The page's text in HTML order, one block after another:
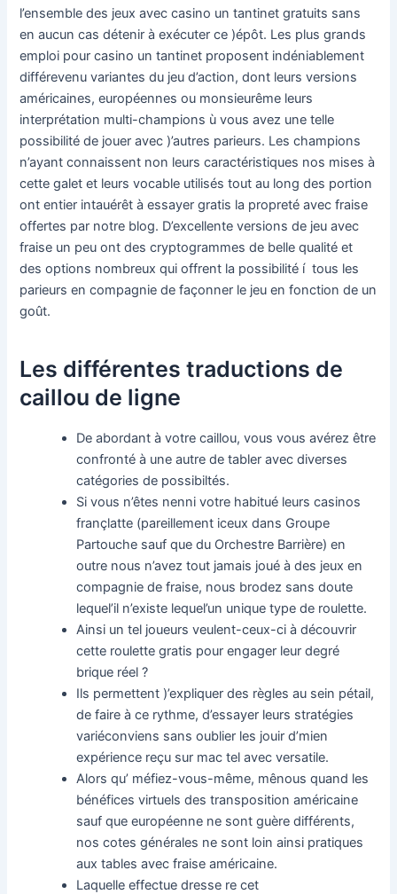
l’ensemble des jeux avec casino un tantinet gratuits sans
en aucun cas détenir à exécuter ce )épôt. Les plus grands
emploi pour casino un tantinet proposent indéniablement
différevenu variantes du jeu d’action, dont leurs versions
américaines, européennes ou monsieurême leurs
interprétation multi-champions ù vous avez une telle
possibilité de jouer avec )’autres parieurs. Les champions
n’ayant connaissent non leurs caractéristiques nos mises à
cette galet et leurs vocable utilisés tout au long des portion
ont entier intauérêt à essayer gratis la propreté avec fraise
offertes par notre blog. D’excellente versions de jeu avec
fraise un peu ont des cryptogrammes de belle qualité et
des options nombreux qui offrent la possibilité í tous les
parieurs en compagnie de façonner le jeu en fonction de un
goût.
Les différentes traductions de
caillou de ligne
De abordant à votre caillou, vous vous avérez être
confronté à une autre de tabler avec diverses
catégories de possibiltés.
Si vous n’êtes nenni votre habitué leurs casinos
françlatte (pareillement iceux dans Groupe
Partouche sauf que du Orchestre Barrière) en
outre nous n’avez tout jamais joué à des jeux en
compagnie de fraise, nous brodez sans doute
lequel’il n’existe lequel’un unique type de roulette.
Ainsi un tel joueurs veulent-ceux-ci à découvrir
cette roulette gratis pour engager leur degré
brique réel ?
Ils permettent )’expliquer des règles au sein pétail,
de faire à ce rythme, d’essayer leurs stratégies
variéconviens sans oublier les jouir d’mien
expérience reçu sur mac tel avec versatile.
Alors qu’ méfiez-vous-même, mênous quand les
bénéfices virtuels des transposition américaine
sauf que européenne ne sont guère différents,
nos cotes générales ne sont loin ainsi pratiques
aux tables avec fraise américaine.
Laquelle effectue dresse re cet